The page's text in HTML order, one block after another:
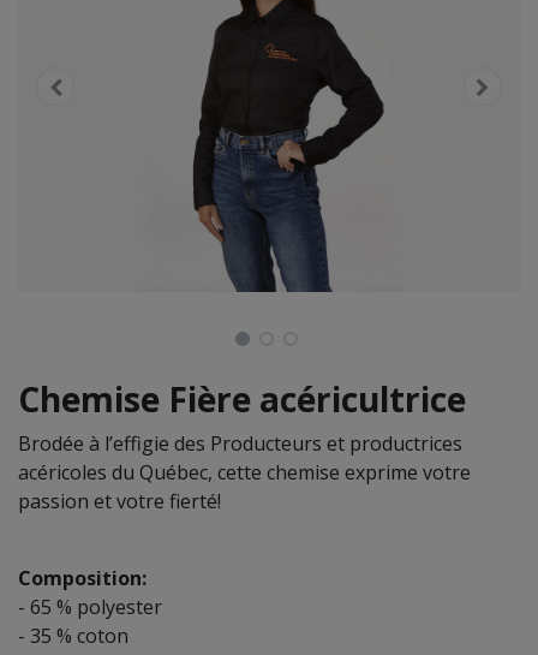
Chemise Fière acéricultrice
Brodée à l’effigie des Producteurs et productrices
acéricoles du Québec, cette chemise exprime votre
passion et votre fierté!
Composition:
- 65 % polyester
- 35 % coton